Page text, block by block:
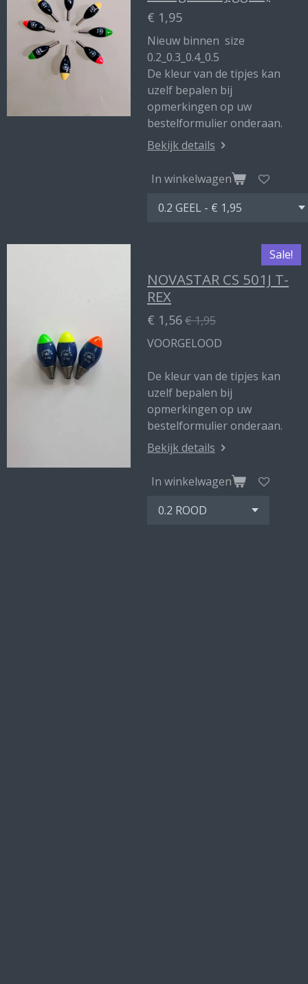
€ 1,95
Nieuw binnen size
0.2_0.3_0.4_0.5
De kleur van de tipjes kan
uzelf bepalen bij
opmerkingen op uw
bestelformulier onderaan.
Bekijk details
In winkelwagen
Sale!
NOVASTAR CS 501J T-
REX
€ 1,56€ 1,95
VOORGELOOD
De kleur van de tipjes kan
uzelf bepalen bij
opmerkingen op uw
bestelformulier onderaan.
Bekijk details
In winkelwagen